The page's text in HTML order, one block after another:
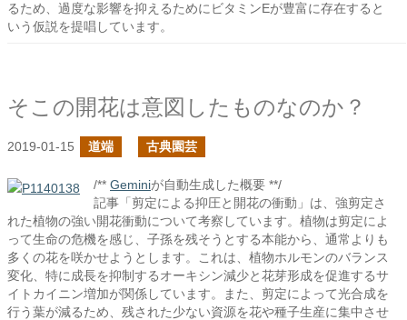
るため、過度な影響を抑えるためにビタミンEが豊富に存在すると
いう仮説を提唱しています。
そこの開花は意図したものなのか？
2019-01-15 道端 古典園芸
/** Geminiが自動生成した概要 **/
記事「剪定による抑圧と開花の衝動」は、強剪定さ
れた植物の強い開花衝動について考察しています。植物は剪定によ
って生命の危機を感じ、子孫を残そうとする本能から、通常よりも
多くの花を咲かせようとします。これは、植物ホルモンのバランス
変化、特に成長を抑制するオーキシン減少と花芽形成を促進するサ
イトカイニン増加が関係しています。また、剪定によって光合成を
行う葉が減るため、残された少ない資源を花や種子生産に集中させ